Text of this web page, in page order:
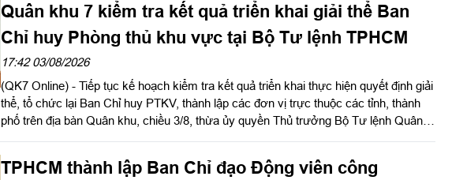
Quân khu 7 kiểm tra kết quả triển khai giải thể Ban
Chỉ huy Phòng thủ khu vực tại Bộ Tư lệnh TPHCM
17:42 03/08/2026
(QK7 Online) - Tiếp tục kế hoạch kiểm tra kết quả triển khai thực hiện quyết định giải
thể, tổ chức lại Ban Chỉ huy PTKV, thành lập các đơn vị trực thuộc các tỉnh, thành
phố trên địa bàn Quân khu, chiều 3/8, thừa ủy quyền Thủ trưởng Bộ Tư lệnh Quân
Phó Tư lệnh, Tham mưu trưởng Bộ Tư lệnh Thành phố và cơ quan Bộ Tư lệnh
TPHCM thành lập Ban Chỉ đạo Động viên công